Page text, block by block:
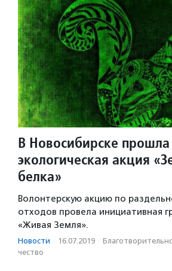
В Новосибирске прошла
экологическая акция
белка»
Волонтерскую акцию по
отходов провела инициативная
«Живая Земля».
Новости · 16.07.2019 ·
чест­во